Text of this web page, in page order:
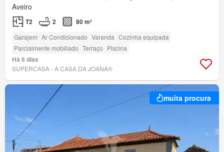
Aveiro
T2 2 80 m²
Garajem Ar Condicionado Varanda Cozinha equipada
Parcialmente mobiliado Terraço Piscina
Há 6 dias
SUPERCASA - A CASA DA JOANA®
muita procura